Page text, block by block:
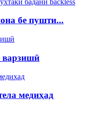
бе пушти...
варзишӣ
медиҳад